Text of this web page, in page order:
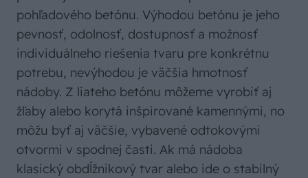
pohľadového betónu. Výhodou betónu je jeho
pevnosť, odolnosť, dostupnosť a možnosť
individuálneho riešenia tvaru pre konkrétnu
potrebu, nevýhodou je väčšia hmotnosť
nádoby. Z liateho betónu môžeme vyrobiť aj
žľaby alebo korytá inšpirované kamennými, no
môžu byť aj väčšie, vybavené odtokovými
otvormi v spodnej časti. Ak má nádoba
klasický obdĺžnikový tvar alebo ide o stabilný